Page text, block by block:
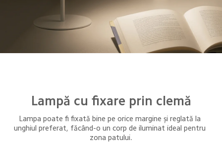
Lampă cu fixare prin clemă
Lampa poate fi fixată bine pe orice margine și reglată la
unghiul preferat, făcând-o un corp de iluminat ideal pentru
zona patului.